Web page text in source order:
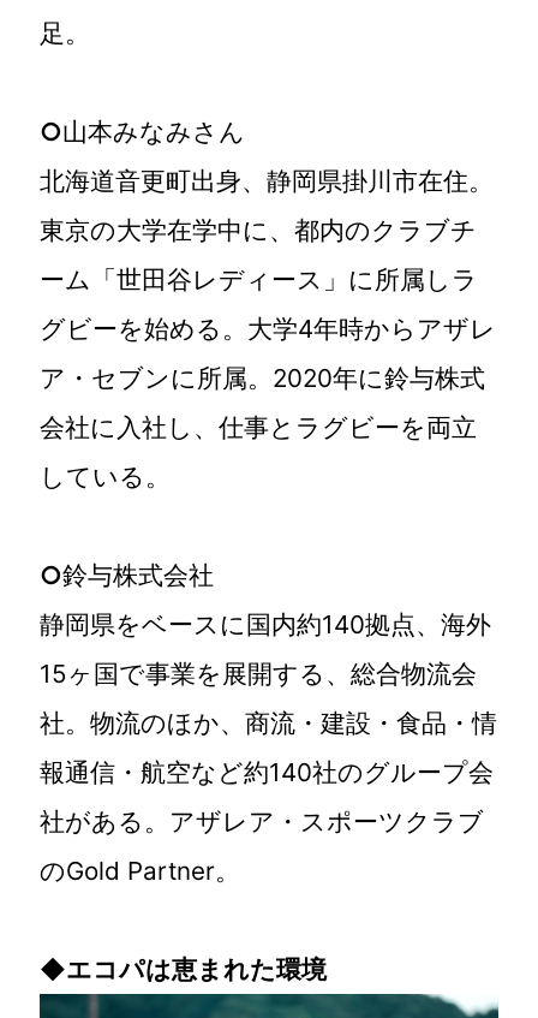
足。
○山本みなみさん
北海道音更町出身、静岡県掛川市在住。
東京の大学在学中に、都内のクラブチ
ーム「世田谷レディース」に所属しラ
グビーを始める。大学4年時からアザレ
ア・セブンに所属。2020年に鈴与株式
会社に入社し、仕事とラグビーを両立
している。
○鈴与株式会社
静岡県をベースに国内約140拠点、海外
15ヶ国で事業を展開する、総合物流会
社。物流のほか、商流・建設・食品・情
報通信・航空など約140社のグループ会
社がある。アザレア・スポーツクラブ
のGold Partner。
◆エコパは恵まれた環境